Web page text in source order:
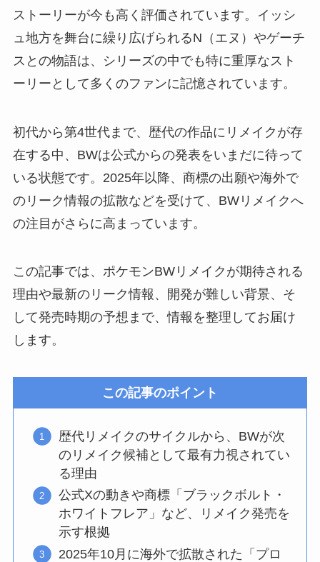
ストーリーが今も高く評価されています。イッシ
ュ地方を舞台に繰り広げられるN（エヌ）やゲーチ
スとの物語は、シリーズの中でも特に重厚なスト
ーリーとして多くのファンに記憶されています。
初代から第4世代まで、歴代の作品にリメイクが存
在する中、BWは公式からの発表をいまだに待って
いる状態です。2025年以降、商標の出願や海外で
のリーク情報の拡散などを受けて、BWリメイクへ
の注目がさらに高まっています。
この記事では、ポケモンBWリメイクが期待される
理由や最新のリーク情報、開発が難しい背景、そ
して発売時期の予想まで、情報を整理してお届け
します。
この記事のポイント
歴代リメイクのサイクルから、BWが次
のリメイク候補として最有力視されてい
る理由
公式Xの動きや商標「ブラックボルト・
ホワイトフレア」など、リメイク発売を
示す根拠
2025年10月に海外で拡散された「プロ